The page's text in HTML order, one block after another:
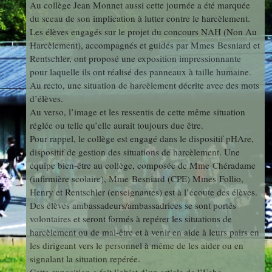
photos
Web
et Linux
Auteur en
résidence
des
Métiers
Découverte
Professionnelle
Education
Musicale
Des Arts
Orientation
Voyages
et Sorties
indépendants
Au collège Jean Monnet aussi cette journée a été marquée
du sceau de son implication à lutter contre le harcèlement.
Les élèves engagés sur le projet du concours NAH (Non Au
Harcèlement), accompagnés et guidés par Mmes Besniard et
Rentschler, ont proposé une exposition impressionnante
pour laquelle ils ont réalisé des panneaux à taille humaine.
Au recto, une situation de harcèlement décrite avec des mots
d’élèves.
Au verso, l’image et les ressentis de cette même situation
réglée ou telle qu’elle aurait toujours due être.
Pour rappel, le collège est engagé dans le dispositif pHAre,
dispositif de gestion des situations de harcèlement. Une
équipe bien-être au collège, composée de Mme Chéradame
(infirmière scolaire), Mme Besniard (CPE) Mmes Follio,
Henry et Rentschler (enseignantes) est à l’écoute des élèves.
Des élèves ambassadeurs/ambassadrices se sont portés
volontaires et seront formés à repérer les situations de
harcèlement ou de mal-être et à venir en aide à leurs pairs en
les dirigeant vers le personnel à même de les aider ou en
signalant la situation repérée.